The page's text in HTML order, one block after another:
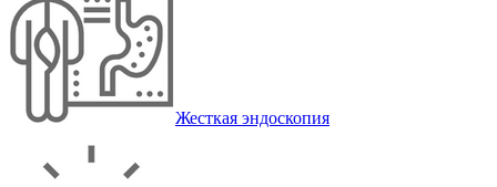
Жесткая эндоскопия